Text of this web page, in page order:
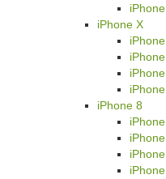
iPhone X
iPhone 8